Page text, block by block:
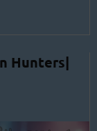
Hunters|